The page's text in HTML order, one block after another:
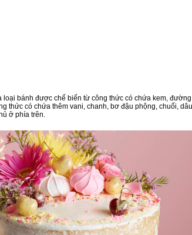
bánh được chế biến từ công thức có chứa kem,
thức có chứa thêm vani, chanh, bơ đậu phộng, chuối,
ở phía trên.